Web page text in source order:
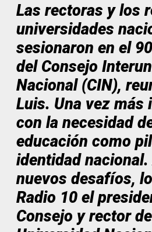
Las rectoras y los
universidades
sesionaron en el
del Consejo
Nacional (CIN),
Luis. Una vez más
con la necesidad
educación como
identidad
nuevos desafíos,
Radio 10 el
Consejo y rector